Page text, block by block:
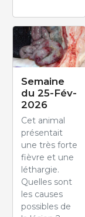
Semaine
du 25-Fév-
2026
Cet animal
présentait
une très forte
fièvre et une
léthargie.
Quelles sont
les causes
possibles de